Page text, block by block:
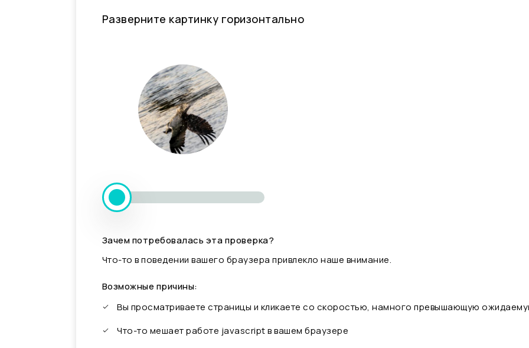
Разверните картинку горизонтально
Зачем потребовалась эта проверка?
Что-то в поведении вашего браузера привлекло наше внимание.
Возможные причины:
Вы просматриваете страницы и кликаете со скоростью, намного превышающую
Что-то мешает работе javascript в вашем браузере